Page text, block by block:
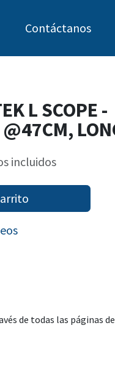
Contáctanos
L SCOPE -
incluidos
de todas las páginas